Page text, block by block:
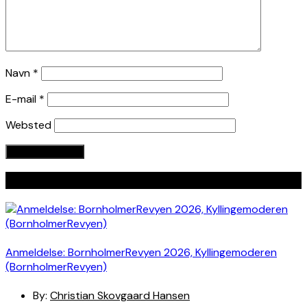
Navn *
E-mail *
Websted
Anmeldelse: BornholmerRevyen 2026, Kyllingemoderen
(BornholmerRevyen)
By: Christian Skovgaard Hansen